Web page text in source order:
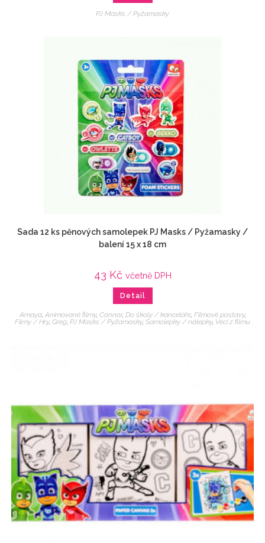
PJ Masks / Pyžamasky
Sada 12 ks pěnových samolepek PJ Masks / Pyžamasky /
balení 15 x 18 cm
43 Kč včetně DPH
Detail
Amaya, Animované filmy, Connor, Do školy / kanceláře, Filmové postavy,
Filmy / Hry, Greg PJ Masks / Pyžamasky, Samolepky / nálepky, Veci z filmu